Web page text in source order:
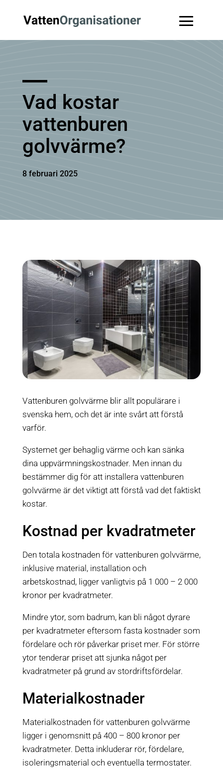
Vad kostar
vattenburen
golvvärme?
8 februari 2025
Vattenburen golvvärme blir allt populärare i
svenska hem, och det är inte svårt att förstå
varför.
Systemet ger behaglig värme och kan sänka
dina uppvärmningskostnader. Men innan du
bestämmer dig för att installera vattenburen
golvvärme är det viktigt att förstå vad det faktiskt
kostar.
Kostnad per kvadratmeter
Den totala kostnaden för vattenburen golvvärme,
inklusive material, installation och
arbetskostnad, ligger vanligtvis på 1 000 – 2 000
kronor per kvadratmeter.
Mindre ytor, som badrum, kan bli något dyrare
per kvadratmeter eftersom fasta kostnader som
fördelare och rör påverkar priset mer. För större
ytor tenderar priset att sjunka något per
kvadratmeter på grund av stordriftsfördelar.
Materialkostnader
Materialkostnaden för vattenburen golvvärme
ligger i genomsnitt på 400 – 800 kronor per
kvadratmeter. Detta inkluderar rör, fördelare,
isoleringsmaterial och eventuella termostater.